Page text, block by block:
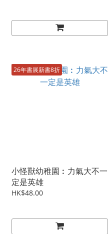
26年書展新書8折
小怪獸幼稚園︰力氣大不一
定是英雄
HK$48.00